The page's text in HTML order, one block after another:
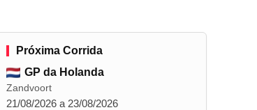
Próxima Corrida
GP da Holanda
Zandvoort
21/08/2026 a 23/08/2026